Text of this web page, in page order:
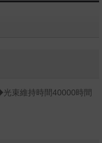
維持時間40000時間